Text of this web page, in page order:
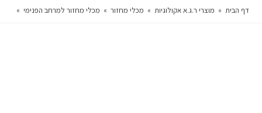
דף הבית » מוצרי ר.ג.א אקולוגיות » מכלי מחזור » מכלי מחזור למרחב הפנימי »